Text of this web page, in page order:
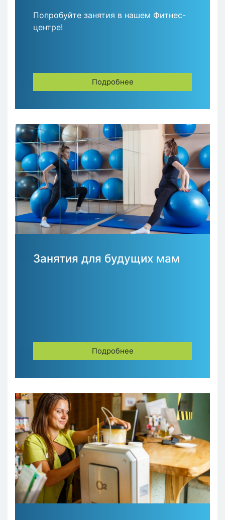
Попробуйте занятия в нашем Фитнес-
центре!
Подробнее
Занятия для будущих мам
Подробнее